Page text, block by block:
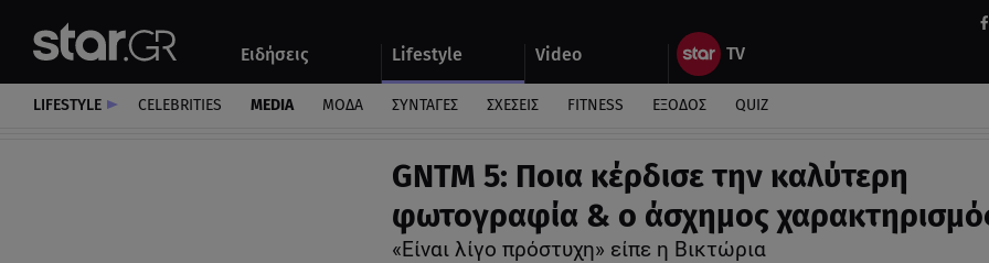
Ειδήσεις Lifestyle Video
Αυτοκίνητο
LIFESTYLE CELEBRITIES MEDIA ΜΟΔΑ ΣΥΝΤΑΓΕΣ ΣΧΕΣΕΙΣ FITNESS ΕΞΟΔΟΣ QUIZ
GNTM 5: Ποια κέρδισε την καλύτερη
φωτογραφία & ο άσχημος
«Είναι λίγο πρόστυχη» είπε η Βικτώρια